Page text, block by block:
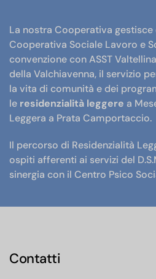
La nostra Cooperativa
Cooperativa Sociale Lavoro e
convenzione con ASST
della Valchiavenna, il servizio
la vita di comunità e dei
le residenzialità leggere a
Leggera a Prata Camportaccio.
Il percorso di Residenzialità
ospiti afferenti ai servizi del
sinergia con il Centro Psico
Contatti